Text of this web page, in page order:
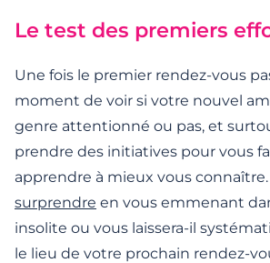
Le test des premiers
Une fois le premier rendez-vous
moment de voir si votre nouvel
genre attentionné ou pas, et
prendre des initiatives pour vous
apprendre à mieux vous connaître.
surprendre en vous emmenant
insolite ou vous laissera-il
le lieu de votre prochain rendez-